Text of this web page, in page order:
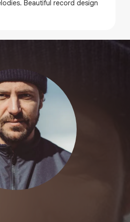
Beautiful record design